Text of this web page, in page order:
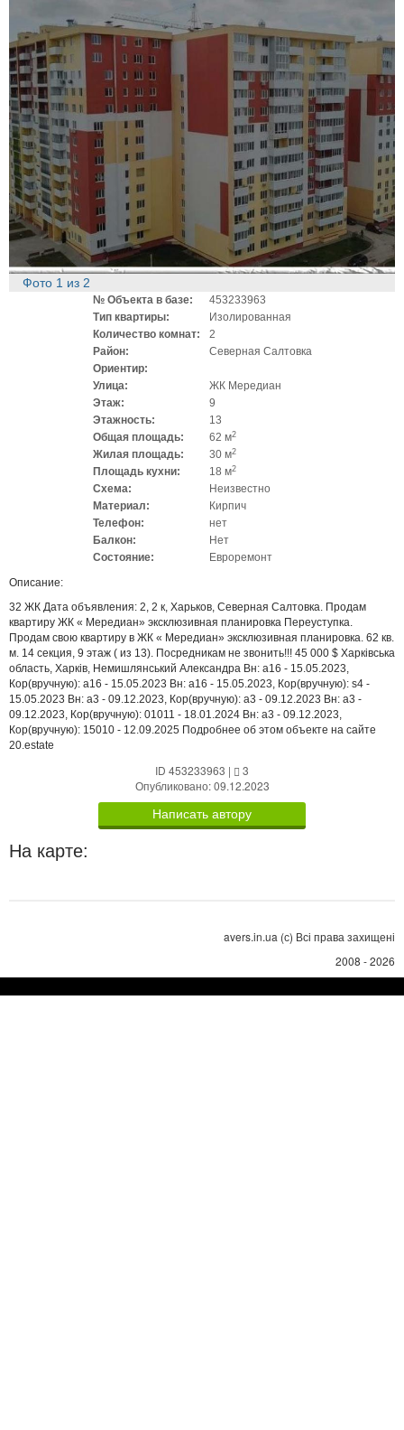
Фото 1 из 2
№ Объекта в базе:
453233963
Тип квартиры:
Изолированная
Количество комнат:
2
Район:
Северная Салтовка
Ориентир:
Улица:
ЖК Мередиан
Этаж:
9
Этажность:
13
Общая площадь:
62 м2
Жилая площадь: 30 м2
Площадь кухни: 18 м2
Схема:
Неизвестно
Материал:
Кирпич
Телефон:
нет
Балкон:
Нет
Состояние:
Евроремонт
Описание:
32 ЖК Дата объявления: 2, 2 к, Харьков, Северная Салтовка. Продам
квартиру ЖК « Мередиан» эксклюзивная планировка Переуступка.
Продам свою квартиру в ЖК « Мередиан» эксклюзивная планировка. 62 кв.
м. 14 секция, 9 этаж ( из 13). Посредникам не звонить!!! 45 000 $ Харківська
область, Харків, Немишлянський Александра Вн: a16 - 15.05.2023,
Кор(вручную): a16 - 15.05.2023 Вн: a16 - 15.05.2023, Кор(вручную): s4 -
15.05.2023 Вн: a3 - 09.12.2023, Кор(вручную): a3 - 09.12.2023 Вн: a3 -
09.12.2023, Кор(вручную): 01011 - 18.01.2024 Вн: a3 - 09.12.2023,
Кор(вручную): 15010 - 12.09.2025 Подробнее об этом объекте на сайте
20.estate
ID 453233963 |
3
Опубликовано: 09.12.2023
Написать автору
На карте:
avers.in.ua (с) Всі права захищені
2008 - 2026